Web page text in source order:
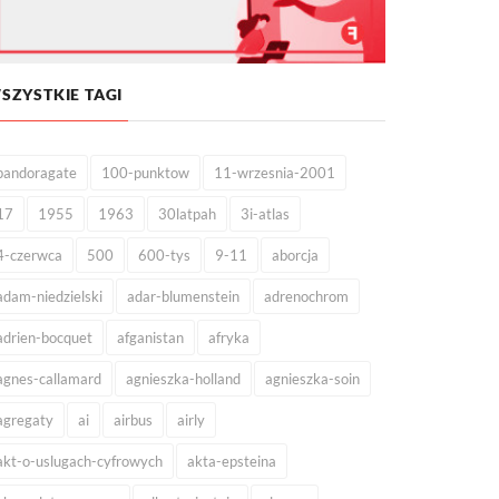
TAGI
100-punktow 11-wrzesnia-2001
1955 1963 30latpah 3i-atlas
czerwca 500 600-tys 9-11 aborcja
niedzielski adar-blumenstein adrenochrom
bocquet afganistan afryka
callamard agnieszka-holland agnieszka-soin
ai airbus airly
o-uslugach-cyfrowych akta-epsteina